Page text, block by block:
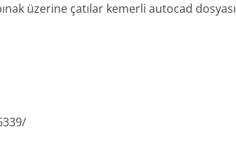
üzerine çatılar kemerli autocad dosyası